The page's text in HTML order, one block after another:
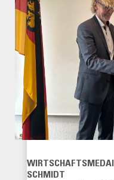
SCHMIDT